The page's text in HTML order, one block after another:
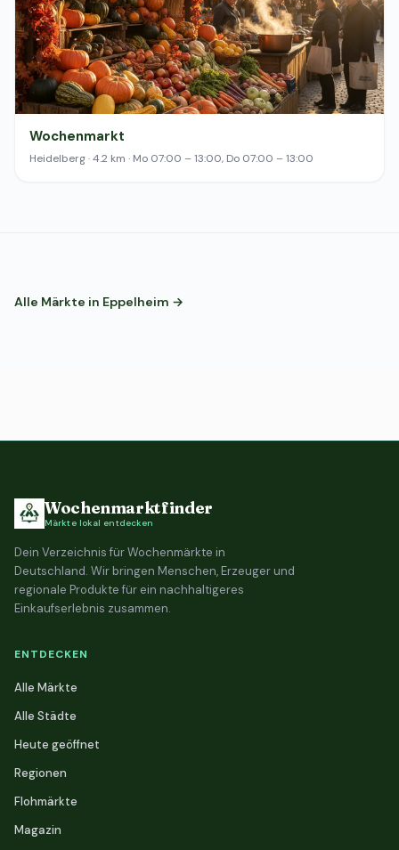
Wochenmarkt
Heidelberg · 4.2 km · Mo 07:00 – 13:00, Do 07:00 – 13:00
Alle Märkte in Eppelheim →
Wochenmarktfinder
Märkte lokal entdecken
Dein Verzeichnis für Wochenmärkte in
Deutschland. Wir bringen Menschen, Erzeuger und
regionale Produkte für ein nachhaltigeres
Einkaufserlebnis zusammen.
ENTDECKEN
Alle Märkte
Alle Städte
Heute geöffnet
Regionen
Flohmärkte
Magazin